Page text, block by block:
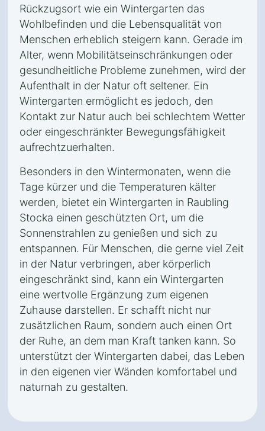
Rückzugsort wie ein Wintergarten das
Wohlbefinden und die Lebensqualität von
Menschen erheblich steigern kann. Gerade im
Alter, wenn Mobilitätseinschränkungen oder
gesundheitliche Probleme zunehmen, wird der
Aufenthalt in der Natur oft seltener. Ein
Wintergarten ermöglicht es jedoch, den
Kontakt zur Natur auch bei schlechtem Wetter
oder eingeschränkter Bewegungsfähigkeit
aufrechtzuerhalten.
Besonders in den Wintermonaten, wenn die
Tage kürzer und die Temperaturen kälter
werden, bietet ein Wintergarten in Raubling
Stocka einen geschützten Ort, um die
Sonnenstrahlen zu genießen und sich zu
entspannen. Für Menschen, die gerne viel Zeit
in der Natur verbringen, aber körperlich
eingeschränkt sind, kann ein Wintergarten
eine wertvolle Ergänzung zum eigenen
Zuhause darstellen. Er schafft nicht nur
zusätzlichen Raum, sondern auch einen Ort
der Ruhe, an dem man Kraft tanken kann. So
unterstützt der Wintergarten dabei, das Leben
in den eigenen vier Wänden komfortabel und
naturnah zu gestalten.